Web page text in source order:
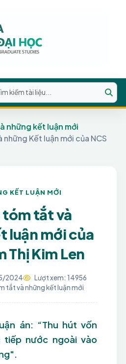
những kết luận mới
Kết luận mới của NCS
KẾT LUẬN MỚI
tắt và
luận mới của
Thị Kim Len
2024
Lượt xem: 14956
tắt và những kết luận mới
án: “Thu hút vốn
nước ngoài vào